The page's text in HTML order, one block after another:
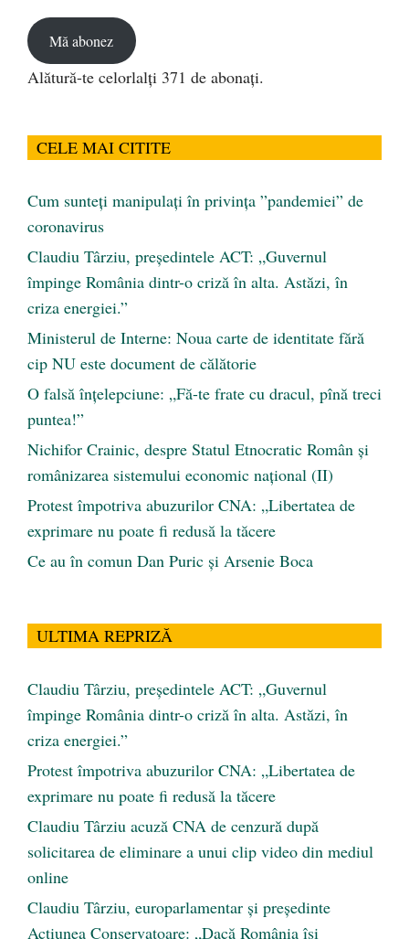
Mă abonez
Alătură-te celorlalți 371 de abonați.
CELE MAI CITITE
Cum sunteți manipulați în privința ”pandemiei” de
coronavirus
Claudiu Târziu, președintele ACT: „Guvernul
împinge România dintr-o criză în alta. Astăzi, în
criza energiei.”
Ministerul de Interne: Noua carte de identitate fără
cip NU este document de călătorie
O falsă înțelepciune: „Fă-te frate cu dracul, pînă treci
puntea!”
Nichifor Crainic, despre Statul Etnocratic Român şi
românizarea sistemului economic naţional (II)
Protest împotriva abuzurilor CNA: „Libertatea de
exprimare nu poate fi redusă la tăcere
Ce au în comun Dan Puric şi Arsenie Boca
ULTIMA REPRIZĂ
Claudiu Târziu, președintele ACT: „Guvernul
împinge România dintr-o criză în alta. Astăzi, în
criza energiei.”
Protest împotriva abuzurilor CNA: „Libertatea de
exprimare nu poate fi redusă la tăcere
Claudiu Târziu acuză CNA de cenzură după
solicitarea de eliminare a unui clip video din mediul
online
Claudiu Târziu, europarlamentar și președinte
Acțiunea Conservatoare: „Dacă România își